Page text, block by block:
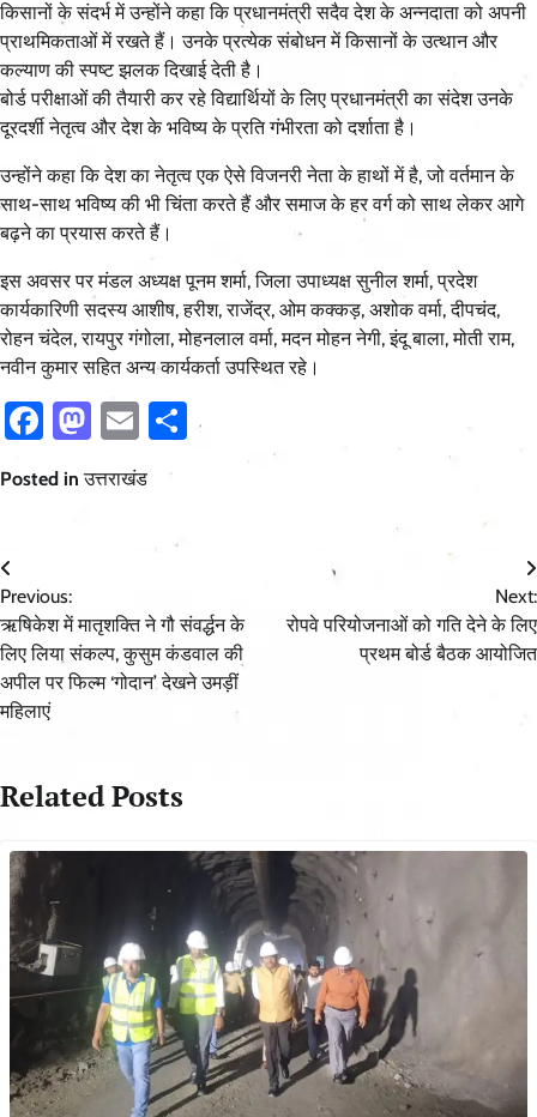
किसानों के संदर्भ में उन्होंने कहा कि प्रधानमंत्री सदैव देश के अन्नदाता को अपनी
प्राथमिकताओं में रखते हैं। उनके प्रत्येक संबोधन में किसानों के उत्थान और
कल्याण की स्पष्ट झलक दिखाई देती है।
बोर्ड परीक्षाओं की तैयारी कर रहे विद्यार्थियों के लिए प्रधानमंत्री का संदेश उनके
दूरदर्शी नेतृत्व और देश के भविष्य के प्रति गंभीरता को दर्शाता है।
उन्होंने कहा कि देश का नेतृत्व एक ऐसे विजनरी नेता के हाथों में है, जो वर्तमान के
साथ-साथ भविष्य की भी चिंता करते हैं और समाज के हर वर्ग को साथ लेकर आगे
बढ़ने का प्रयास करते हैं।
इस अवसर पर मंडल अध्यक्ष पूनम शर्मा, जिला उपाध्यक्ष सुनील शर्मा, प्रदेश
कार्यकारिणी सदस्य आशीष, हरीश, राजेंद्र, ओम कक्कड़, अशोक वर्मा, दीपचंद,
रोहन चंदेल, रायपुर गंगोला, मोहनलाल वर्मा, मदन मोहन नेगी, इंदू बाला, मोती राम,
नवीन कुमार सहित अन्य कार्यकर्ता उपस्थित रहे।
Facebook
Mastodon
EmailShare
Posted inउत्तराखंड
Post
navigation
Previous:
ऋषिकेश में मातृशक्ति ने गौ संवर्द्धन के
लिए लिया संकल्प, कुसुम कंडवाल की
अपील पर फिल्म ‘गोदान’ देखने उमड़ीं
महिलाएं
Next:
रोपवे परियोजनाओं को गति देने के लिए
प्रथम बोर्ड बैठक आयोजित
Related Posts